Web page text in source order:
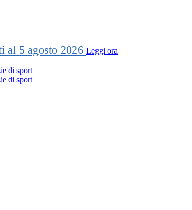
al 5 agosto 2026 Leggi ora